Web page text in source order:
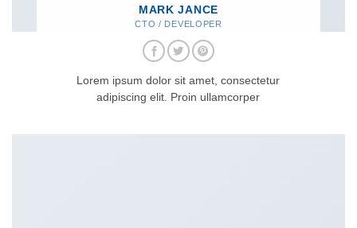
MARK JANCE
CTO / DEVELOPER
Lorem ipsum dolor sit amet, consectetur
adipiscing elit. Proin ullamcorper